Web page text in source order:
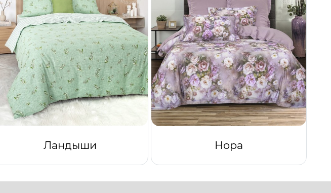
Ландыши Нора